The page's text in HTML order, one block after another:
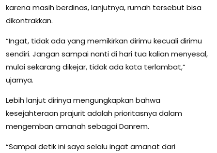
karena masih berdinas, lanjutnya, rumah tersebut bisa
dikontrakkan.
“Ingat, tidak ada yang memikirkan dirimu kecuali dirimu
sendiri. Jangan sampai nanti di hari tua kalian menyesal,
mulai sekarang dikejar, tidak ada kata terlambat,”
ujarnya.
Lebih lanjut dirinya mengungkapkan bahwa
kesejahteraan prajurit adalah prioritasnya dalam
mengemban amanah sebagai Danrem.
“Sampai detik ini saya selalu ingat amanat dari